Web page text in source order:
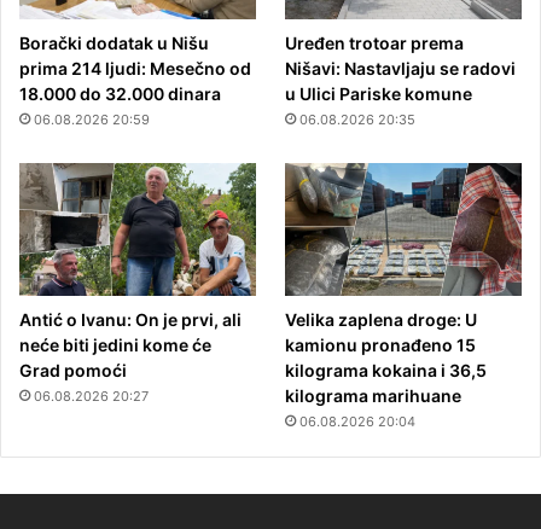
Borački dodatak u Nišu
prima 214 ljudi: Mesečno od
18.000 do 32.000 dinara
06.08.2026 20:59
Uređen trotoar prema
Nišavi: Nastavljaju se radovi
u Ulici Pariske komune
06.08.2026 20:35
Antić o Ivanu: On je prvi, ali
neće biti jedini kome će
Grad pomoći
06.08.2026 20:27
Velika zaplena droge: U
kamionu pronađeno 15
kilograma kokaina i 36,5
kilograma marihuane
06.08.2026 20:04